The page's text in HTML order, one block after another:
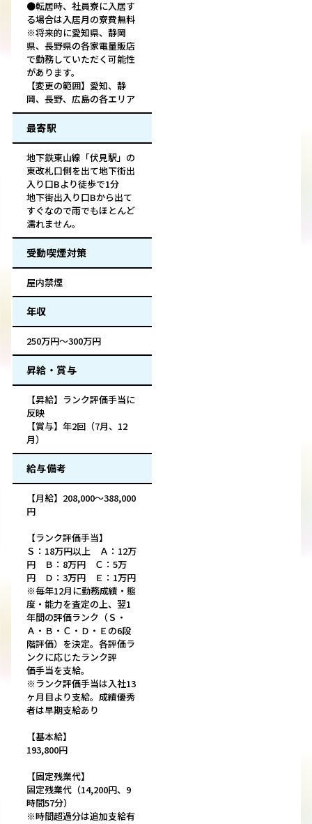
●転居時、社員寮に入居す
る場合は入居月の寮費無料
※将来的に愛知県、静岡
県、長野県の各家電量販店
で勤務していただく可能性
があります。
【変更の範囲】愛知、静
岡、長野、広島の各エリア
最寄駅
地下鉄東山線「伏見駅」の
東改札口側を出て地下街出
入り口Bより徒歩で1分
地下街出入り口Bから出て
すぐなので雨でもほとんど
濡れません。
受動喫煙対策
屋内禁煙
年収
250万円～300万円
昇給・賞与
【昇給】ランク評価手当に
反映
【賞与】年2回（7月、12
月）
給与備考
【月給】208,000～388,000
円
【ランク評価手当】
Ｓ：18万円以上 Ａ：12万
円 Ｂ：8万円 Ｃ：5万
円 Ｄ：3万円 Ｅ：1万円
※毎年12月に勤務成績・態
度・能力を査定の上、翌1
年間の評価ランク（Ｓ・
Ａ・Ｂ・Ｃ・Ｄ・Ｅの6段
階評価）を決定。各評価ラ
ンクに応じたランク評
価手当を支給。
※ランク評価手当は入社13
ヶ月目より支給。成績優秀
者は早期支給あり
【基本給】
193,800円
【固定残業代】
固定残業代（14,200円、9
時間57分）
※時間超過分は追加支給有